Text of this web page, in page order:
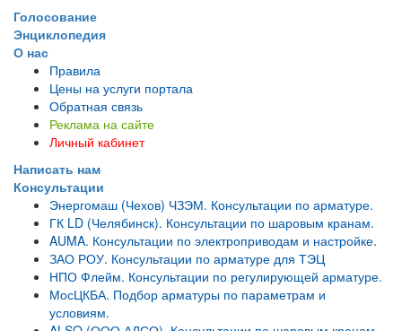
Голосование
Энциклопедия
О нас
Правила
Цены на услуги портала
Обратная связь
Реклама на сайте
Личный кабинет
Написать нам
Консультации
Энергомаш (Чехов) ЧЗЭМ. Консультации по арматуре.
ГК LD (Челябинск). Консультации по шаровым кранам.
AUMA. Консультации по электроприводам и настройке.
ЗАО РОУ. Консультации по арматуре для ТЭЦ
НПО Флейм. Консультации по регулирующей арматуре.
МосЦКБА. Подбор арматуры по параметрам и
условиям.